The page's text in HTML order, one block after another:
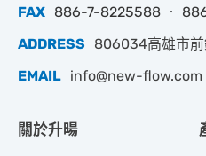
FAX 886-7-8225588 ‧
ADDRESS
806034高雄市
EMAIL info@new-flow.com
關於升暘